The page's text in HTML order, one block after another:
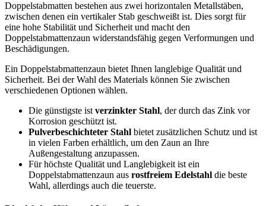
Doppelstabmatten bestehen aus zwei horizontalen Metallstäben,
zwischen denen ein vertikaler Stab geschweißt ist. Dies sorgt für
eine hohe Stabilität und Sicherheit und macht den
Doppelstabmattenzaun widerstandsfähig gegen Verformungen und
Beschädigungen.
Ein Doppelstabmattenzaun bietet Ihnen langlebige Qualität und
Sicherheit. Bei der Wahl des Materials können Sie zwischen
verschiedenen Optionen wählen.
Die günstigste ist verzinkter Stahl, der durch das Zink vor
Korrosion geschützt ist.
Pulverbeschichteter Stahl bietet zusätzlichen Schutz und ist
in vielen Farben erhältlich, um den Zaun an Ihre
Außengestaltung anzupassen.
Für höchste Qualität und Langlebigkeit ist ein
Doppelstabmattenzaun aus rostfreiem Edelstahl die beste
Wahl, allerdings auch die teuerste.